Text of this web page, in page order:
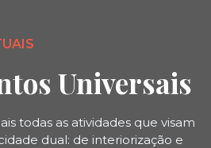
Universais
todas as atividades que visam
dual: de interiorização e